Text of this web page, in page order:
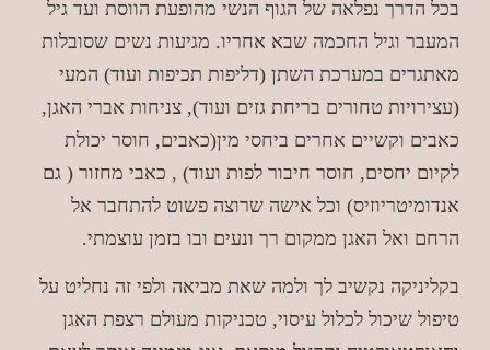
בכל הדרך נפלאה של הגוף הנשי מהופעת הווסת ועד גיל
המעבר וגיל החכמה שבא אחריו. מגיעות נשים שסובלות
מאתגרים במערכת השתן (דליפות תכיפות ועוד) המעי
(עצירויות טחורים בריחת גזים ועוד), צניחות אברי האגן,
כאבים וקשיים אחרים ביחסי מין(כאבים, חוסר יכולת
לקיום יחסים, חוסר חיבור לפות ועוד) , כאבי מחזור ( גם
אנדומיטריוזיס) וכל אישה שרוצה פשוט להתחבר אל
הרחם ואל האגן ממקום רך ונעים ובו בזמן עוצמתי.
בקליניקה נקשיב לך ולמה שאת מביאה ולפי זה נחליט על
טיפול שיכול לכלול עיסוי, טכניקות מעולם רצפת האגן